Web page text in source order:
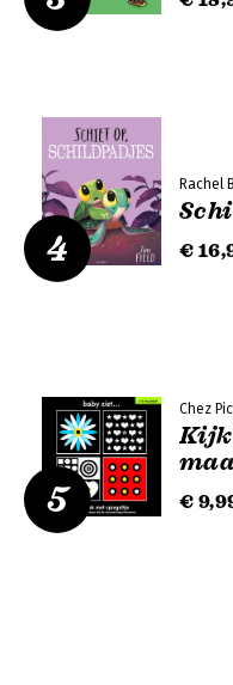
4
Rachel
€
5
Chez
€